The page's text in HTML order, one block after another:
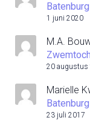
Batenburg
1 juni 2020
M.A.
20 augustus
Marielle
23 juli 2017